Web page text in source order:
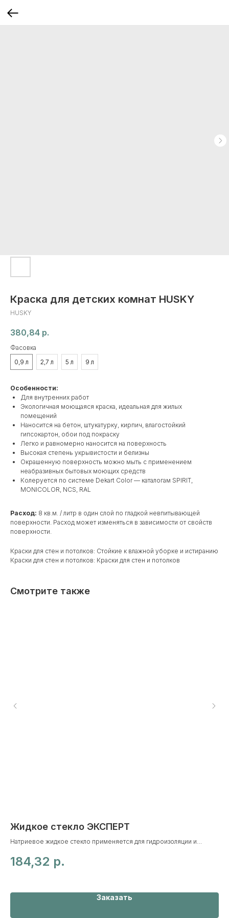
Краска для детских комнат HUSKY
HUSKY
380,84 р.
Фасовка
0,9 л
2,7 л 5 л 9 л
Особенности:
Для внутренних работ
Экологичная моющаяся краска, идеальная для жилых
помещений
Наносится на бетон, штукатурку, кирпич, влагостойкий
гипсокартон, обои под покраску
Легко и равномерно наносится на поверхность
Высокая степень укрывистости и белизны
Окрашенную поверхность можно мыть с применением
неабразивных бытовых моющих средств
Колеруется по системе Dekart Color — каталогам SPIRIT,
MONICOLOR, NCS, RAL
Расход: 8 кв.м. / литр в один слой по гладкой невпитывающей
поверхности. Расход может изменяться в зависимости от свойств
поверхности.
Краски для стен и потолков: Стойкие к влажной уборке и истиранию
Краски для стен и потолков: Краски для стен и потолков
Смотрите также
Жидкое стекло ЭКСПЕРТ
Натриевое жидкое стекло применяется для гидроизоляции и
строительные растворы и для склеивания различных материалов.
184,32 р.
Заказать